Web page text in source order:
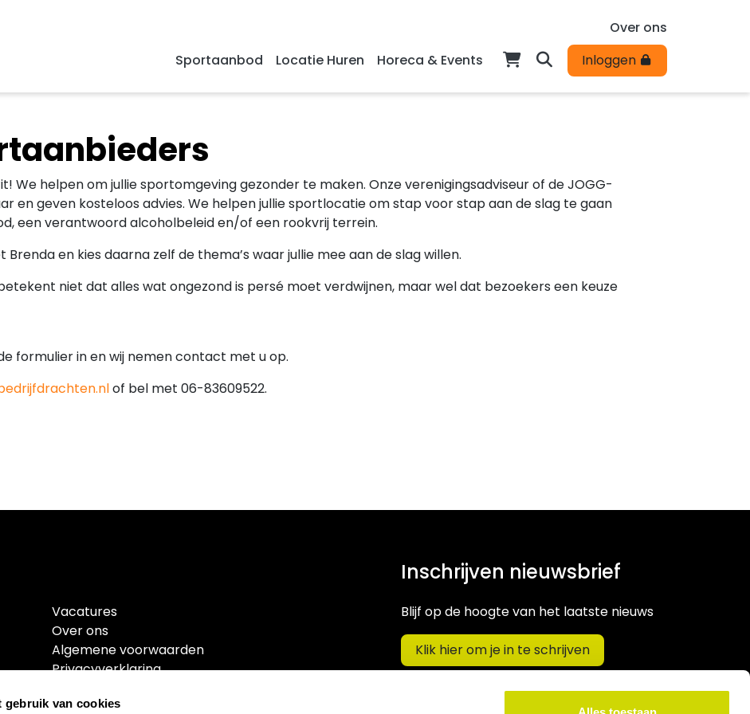
gebruik van cookies
Over ons
Sportaanbod
Locatie Huren Horeca & Events Inloggen
We helpen om jullie sportomgeving gezonder te maken. Onze verenigingsadviseur of de JOGG-
en geven kosteloos advies. We helpen jullie sportlocatie om stap voor stap aan de slag te gaan
een verantwoord alcoholbeleid en/of een rookvrij terrein.
en kies daarna zelf de thema’s waar jullie mee aan de slag willen.
niet dat alles wat ongezond is persé moet verdwijnen, maar wel dat bezoekers een keuze
formulier in en wij nemen contact met u op.
of bel met 06-83609522.
Vacatures
Over ons
Algemene voorwaarden
Privacyverklaring
Inschrijven nieuwsbrief
Blijf op de hoogte van het laatste nieuws
Klik hier om je in te schrijven